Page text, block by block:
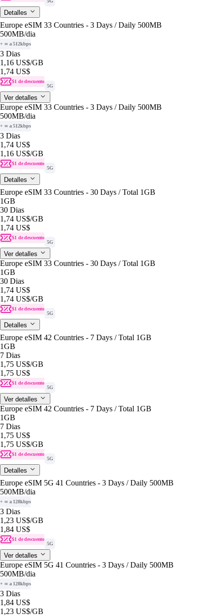
Detalles
Europe eSIM 33 Countries - 3 Days / Daily 500MB
500MB/dia
+ ∞ a 512kbps
3 Dias
1,16 US$/GB
1,74 US$
$1 de descuento
5G
Ver detalles
Europe eSIM 33 Countries - 3 Days / Daily 500MB
500MB/dia
+ ∞ a 512kbps
3 Dias
1,74 US$
1,16 US$/GB
$1 de descuento
5G
Detalles
Europe eSIM 33 Countries - 30 Days / Total 1GB
1GB
30 Dias
1,74 US$/GB
1,74 US$
$1 de descuento
5G
Ver detalles
Europe eSIM 33 Countries - 30 Days / Total 1GB
1GB
30 Dias
1,74 US$
1,74 US$/GB
$1 de descuento
5G
Detalles
Europe eSIM 42 Countries - 7 Days / Total 1GB
1GB
7 Dias
1,75 US$/GB
1,75 US$
$1 de descuento
5G
Ver detalles
Europe eSIM 42 Countries - 7 Days / Total 1GB
1GB
7 Dias
1,75 US$
1,75 US$/GB
$1 de descuento
5G
Detalles
Europe eSIM 5G 41 Countries - 3 Days / Daily 500MB
500MB/dia
+ ∞ a 128kbps
3 Dias
1,23 US$/GB
1,84 US$
$1 de descuento
5G
Ver detalles
Europe eSIM 5G 41 Countries - 3 Days / Daily 500MB
500MB/dia
+ ∞ a 128kbps
3 Dias
1,84 US$
1,23 US$/GB